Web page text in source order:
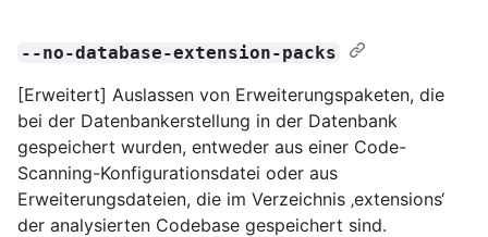
--no-database-extension-packs
[Erweitert] Auslassen von Erweiterungspaketen, die
bei der Datenbankerstellung in der Datenbank
gespeichert wurden, entweder aus einer Code-
Scanning-Konfigurationsdatei oder aus
Erweiterungsdateien, die im Verzeichnis ‚extensions‘
der analysierten Codebase gespeichert sind.